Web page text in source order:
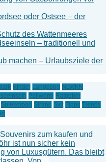
oder Ostsee – der
des Wattenmeeres
– traditionell und
machen – Urlaubsziele der
KInder Langeoog NLWKN
Pellworm Ratgeber
Spiekeroog Strand Sylt Tipps Trends
zum kaufen und
ist nun sicher kein
von Luxusgütern. Das bleibt